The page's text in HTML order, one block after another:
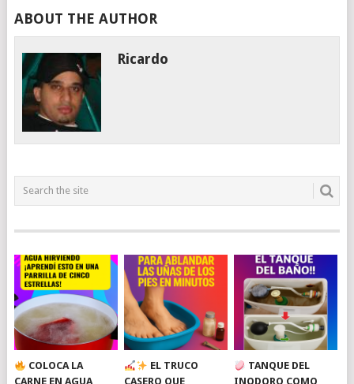
ABOUT THE AUTHOR
Ricardo
COLOCA LA
CARNE EN AGUA
EL TRUCO
CASERO QUE
TANQUE DEL
INODORO COMO